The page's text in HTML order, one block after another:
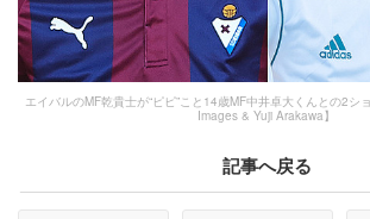
エイバルのMF乾貴士が“ピピ”こと14歳MF中井卓大くんとの2シ
Images & Yuji Arakawa】
記事へ戻る